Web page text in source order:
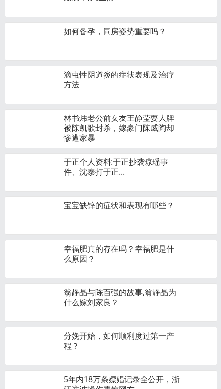
如何备孕，同房姿势重要吗？
滴虫性阴道炎的症状表现及治疗
方法
林书炜老公前女友王静莹耍大牌
被陈凯歌封杀，嫁豪门陈威陶却
惨遭家暴
于正个人资料:于正抄袭琼瑶事
件、沈泰打于正...
宝宝缺锌的症状和表现有哪些？
幸福肥真的存在吗？幸福肥是什
么原因？
翁静晶与陈百强的故事,翁静晶为
什么嫁刘家良？
分娩开始，如何顺利度过第一产
程？
5年内18万条嫖娼记录全公开，浙